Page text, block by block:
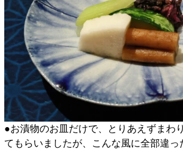
●お漬物のお皿だけで、とりあえずまわ
てもらいましたが、こんな風に全部違